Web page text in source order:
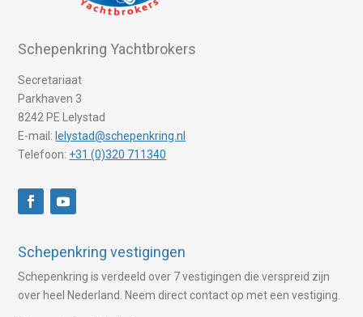
Schepenkring Yachtbrokers
Secretariaat
Parkhaven 3
8242 PE Lelystad
E-mail: lelystad@schepenkring.nl
Telefoon: +31 (0)320 711340
Schepenkring vestigingen
Schepenkring is verdeeld over 7 vestigingen die verspreid zijn
over heel Nederland. Neem direct contact op met een vestiging.